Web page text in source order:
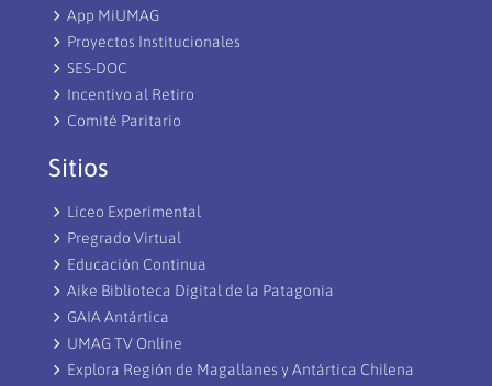
App MiUMAG
Proyectos Institucionales
SES-DOC
Incentivo al Retiro
Comité Paritario
Sitios
Liceo Experimental
Pregrado Virtual
Educación Continua
Aike Biblioteca Digital de la Patagonia
GAIA Antártica
UMAG TV Online
Explora Región de Magallanes y Antártica Chilena